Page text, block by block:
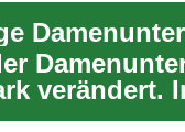
verändert.